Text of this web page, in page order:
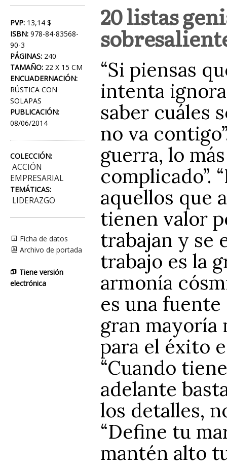
PVP: 13,14 $
ISBN: 978-84-83568-
90-3
PÁGINAS: 240
TAMAÑO: 22 X 15 CM
ENCUADERNACIÓN:
RÚSTICA CON
SOLAPAS
PUBLICACIÓN:
08/06/2014
COLECCIÓN:
ACCIÓN
EMPRESARIAL
TEMÁTICAS:
LIDERAZGO
Ficha de datos
Archivo de portada
Tiene versión
electrónica
20 listas
“Si piensas
intenta
saber cuáles
no va
guerra, lo
complicado”.
aquellos que
tienen valor
trabajan y se
trabajo es la
armonía
es una
gran mayoría
para el éxito
“Cuando
adelante
los detalles,
“Define tu
mantén alto